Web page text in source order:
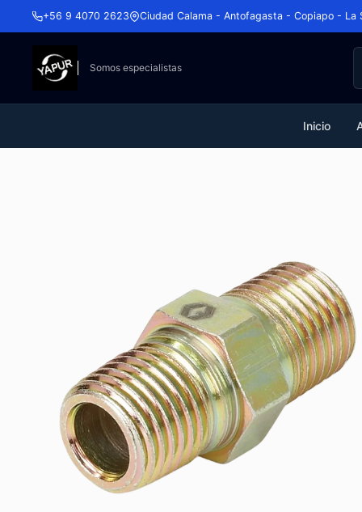
+56 9 4070 2623 Ciudad Calama - Antofagasta - Copiapo - La
Somos especialistas
Inicio